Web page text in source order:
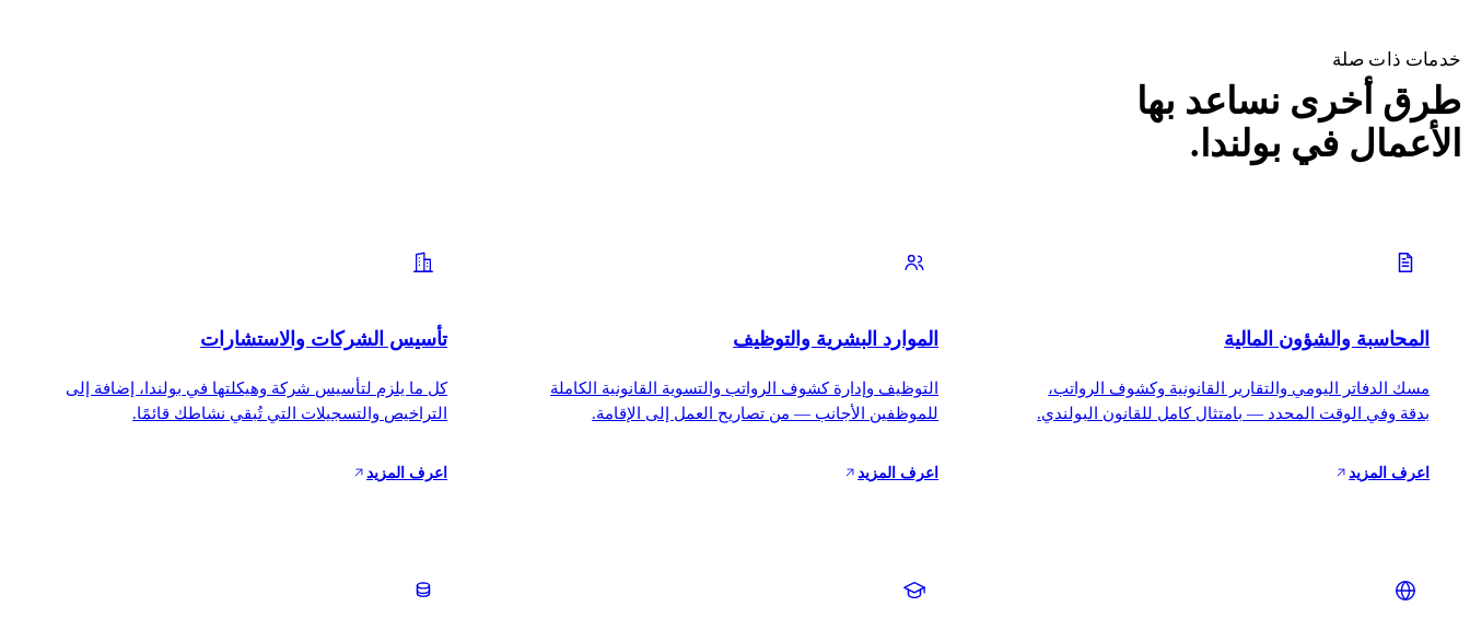
خدمات ذات صلة
طرق أخرى نساعد بها
الأعمال في بولندا.
المحاسبة والشؤون المالية
مسك الدفاتر اليومي والتقارير القانونية وكشوف الرواتب،
بدقة وفي الوقت المحدد — بامتثال كامل للقانون البولندي.
اعرف المزيد
الموارد البشرية والتوظيف
التوظيف وإدارة كشوف الرواتب والتسوية القانونية الكاملة
للموظفين الأجانب — من تصاريح العمل إلى الإقامة.
اعرف المزيد
تأسيس الشركات والاستشارات
كل ما يلزم لتأسيس شركة وهيكلتها في بولندا، إضافة إلى
التراخيص والتسجيلات التي تُبقي نشاطك قائمًا.
اعرف المزيد